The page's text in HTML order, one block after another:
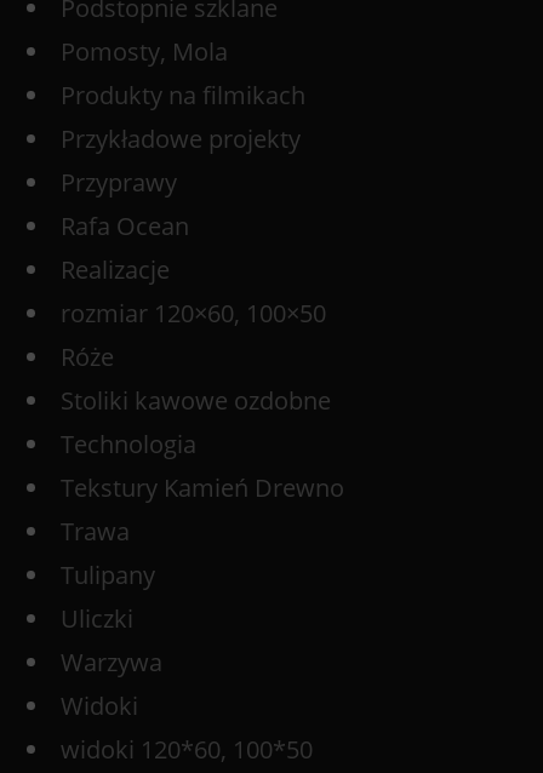
Podstopnie szklane
Pomosty, Mola
Produkty na filmikach
Przykładowe projekty
Przyprawy
Rafa Ocean
Realizacje
rozmiar 120×60, 100×50
Róże
Stoliki kawowe ozdobne
Technologia
Tekstury Kamień Drewno
Trawa
Tulipany
Uliczki
Warzywa
Widoki
widoki 120*60, 100*50